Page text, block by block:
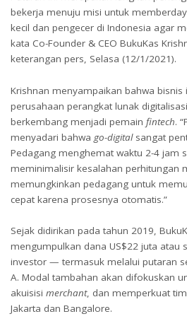
bekerja menuju misi untuk
kecil dan pengecer di Indonesia agar
kata Co-Founder & CEO BukuKas
keterangan pers, Selasa (12/1/2021).
Krishnan menyampaikan bahwa bisnis
perusahaan perangkat lunak
berkembang menjadi pemain fintech.
menyadari bahwa go-digitalsangat
Pedagang menghemat waktu 2-4 jam
meminimalisir kesalahan perhitungan
memungkinkan pedagang untuk
cepat karena prosesnya otomatis.”
Sejak didirikan pada tahun 2019,
mengumpulkan dana US$22 juta atau
investor — termasuk melalui putaran
A. Modal tambahan akan difokuskan
akuisisi merchant, dan memperkuat
Jakarta dan Bangalore.